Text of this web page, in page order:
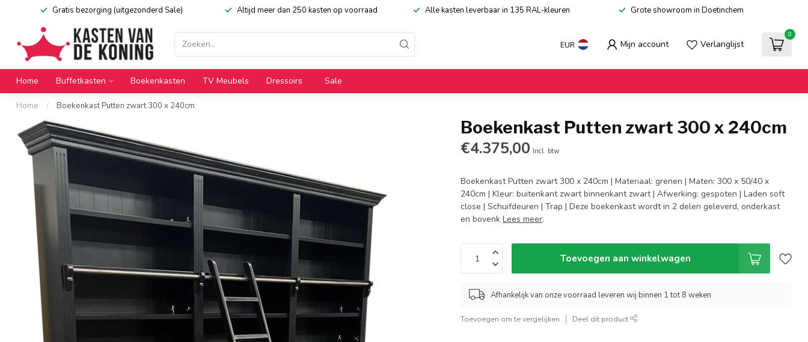
Gratis bezorging (uitgezonderd Sale) Altijd meer dan 250 kasten op voorraad Alle kasten leverbaar in 135 RAL-kleuren Grote showroom in Doetinchem
EUR Mijn account Verlanglijst
0
Home Buffetkasten Boekenkasten TV Meubels Dressoirs Sale
Home / Boekenkast Putten zwart 300 x 240cm
Boekenkast Putten zwart 300 x 240cm
€4.375,00 Incl. btw
Boekenkast Putten zwart 300 x 240cm | Materiaal: grenen | Maten: 300 x 50/40 x
240cm | Kleur: buitenkant zwart binnenkant zwart | Afwerking: gespoten | Laden soft
close | Schuifdeuren | Trap | Deze boekenkast wordt in 2 delen geleverd, onderkast
en bovenkLees meer.
Toevoegen aan winkelwagen
Afhankelijk van onze voorraad leveren wij binnen 1 tot 8 weken
Toevoegen om te vergelijken Deel dit product